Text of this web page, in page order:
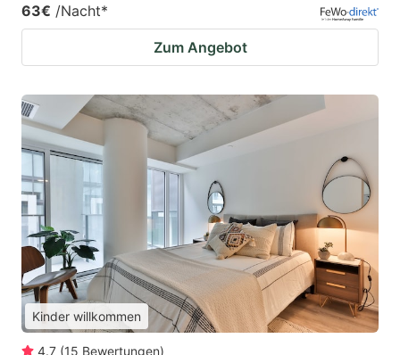
63€ /Nacht*
Zum Angebot
Kinder willkommen
4.7 (15 Bewertungen)